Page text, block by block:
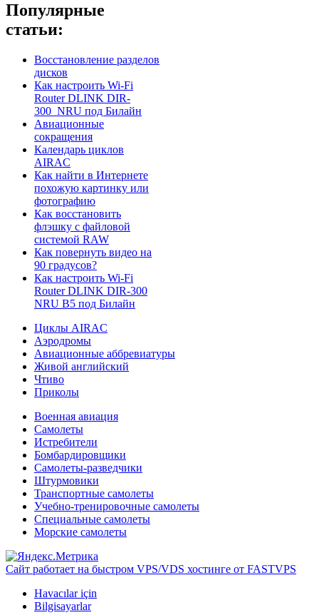
Популярные
статьи:
Восстановление разделов
дисков
Как настроить Wi-Fi
Router DLINK DIR-
300_NRU под Билайн
Авиационные
сокращения
Календарь циклов
AIRAC
Как найти в Интернете
похожую картинку или
фотографию
Как восстановить
флэшку с файловой
системой RAW
Как повернуть видео на
90 градусов?
Как настроить Wi-Fi
Router DLINK DIR-300
NRU B5 под Билайн
Циклы AIRAC
Аэродромы
Авиационные аббревиатуры
Живой английский
Чтиво
Приколы
Военная авиация
Самолеты
Истребители
Бомбардировщики
Самолеты-разведчики
Штурмовики
Транспортные самолеты
Учебно-тренировочные самолеты
Специальные самолеты
Морские самолеты
Сайт работает на быстром VPS/VDS хостинге от FASTVPS
Havacılar için
Bilgisayarlar